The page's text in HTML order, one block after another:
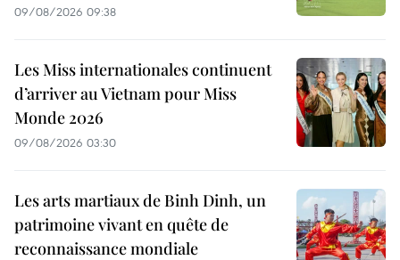
09/08/2026 09:38
Les Miss internationales continuent
d’arriver au Vietnam pour Miss
Monde 2026
09/08/2026 03:30
Les arts martiaux de Binh Dinh, un
patrimoine vivant en quête de
reconnaissance mondiale